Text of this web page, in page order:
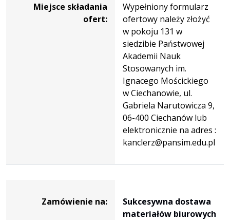
Miejsce składania
ofert:
Wypełniony formularz
ofertowy należy złożyć
w pokoju 131 w
siedzibie Państwowej
Akademii Nauk
Stosowanych im.
Ignacego Mościckiego
w Ciechanowie, ul.
Gabriela Narutowicza 9,
06-400 Ciechanów lub
elektronicznie na adres :
kanclerz@pansim.edu.pl
zamówieniaZamówienie na:
Sukcesywna dostawa
materiałów biurowych